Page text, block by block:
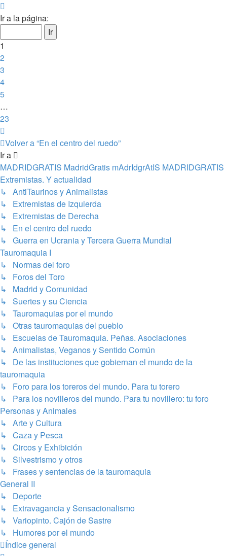
1
23
Ir a la página:
1
2
3
4
5
…
23
Volver a “En el centro del ruedo”
Ir a
MADRIDGRATIS MadridGratis mAdrIdgrAtIS MADRIDGRATIS
Extremistas. Y actualidad
↳ AntiTaurinos y Animalistas
↳ Extremistas de Izquierda
↳ Extremistas de Derecha
↳ En el centro del ruedo
↳ Guerra en Ucrania y Tercera Guerra Mundial
Tauromaquia I
↳ Normas del foro
↳ Foros del Toro
↳ Madrid y Comunidad
↳ Suertes y su Ciencia
↳ Tauromaquias por el mundo
↳ Otras tauromaquias del pueblo
↳ Escuelas de Tauromaquia. Peñas. Asociaciones
↳ Animalistas, Veganos y Sentido Común
↳ De las instituciones que gobiernan el mundo de la
tauromaquia
↳ Foro para los toreros del mundo. Para tu torero
↳ Para los novilleros del mundo. Para tu novillero: tu foro
Personas y Animales
↳ Arte y Cultura
↳ Caza y Pesca
↳ Circos y Exhibición
↳ Silvestrismo y otros
↳ Frases y sentencias de la tauromaquia
General II
↳ Deporte
↳ Extravagancia y Sensacionalismo
↳ Variopinto. Cajón de Sastre
↳ Humores por el mundo
Índice general